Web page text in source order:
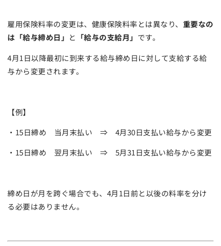
雇用保険料率の変更は、健康保険料率とは異なり、 重要なの
は「給与締め日」 と 「給与の支給月」 です。
4月1日以降最初に到来する給与締め日に対して支給する給
与から変更されます。
【例】
・15日締め 当月末払い ⇒ 4月30日支払い給与から変更
・15日締め 翌月末払い ⇒ 5月31日支払い給与から変更
締め日が月を跨ぐ場合でも、4月1日前と以後の料率を分け
る必要はありません。